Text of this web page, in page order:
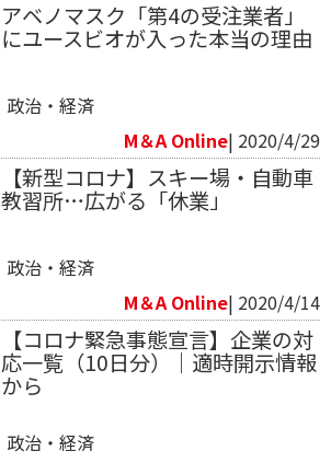
アベノマスク「第4の受注業者」
にユースビオが入った本当の理由
政治・経済
M＆A Online| 2020/4/29
【新型コロナ】スキー場・自動車
教習所…広がる「休業」
政治・経済
M＆A Online| 2020/4/14
【コロナ緊急事態宣言】企業の対
応一覧（10日分）｜適時開示情報
から
政治・経済